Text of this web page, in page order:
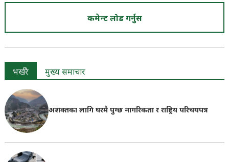
कमेन्ट लोड गर्नुस
भर्खरै मुख्य समाचार
अशक्तका लागि घरमै पुग्छ नागरिकता र राष्ट्रिय परिचयपत्र